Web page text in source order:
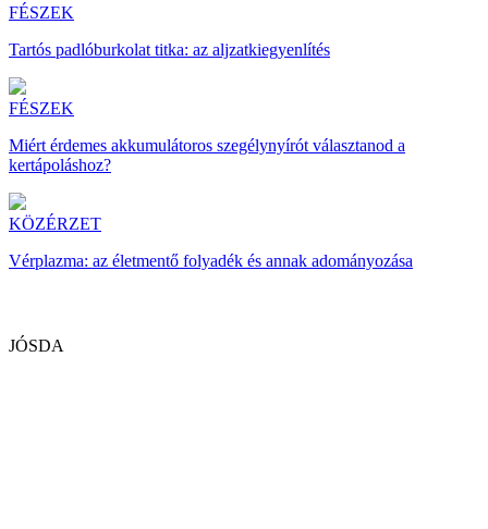
FÉSZEK
Tartós padlóburkolat titka: az aljzatkiegyenlítés
FÉSZEK
Miért érdemes akkumulátoros szegélynyírót választanod a
kertápoláshoz?
KÖZÉRZET
Vérplazma: az életmentő folyadék és annak adományozása
JÓSDA